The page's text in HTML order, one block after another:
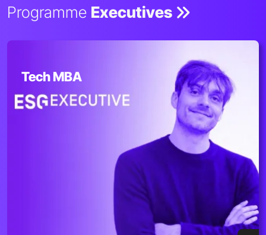
Programme Executives
Tech MBA